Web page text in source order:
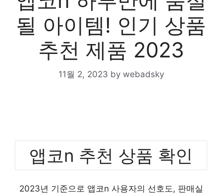
될 아이템! 인기 상품
추천 제품 2023
11월 2, 2023 by webadsky
앱코n 추천 상품 확인
2023년 기준으로 앱코n 사용자의 선호도, 판매실